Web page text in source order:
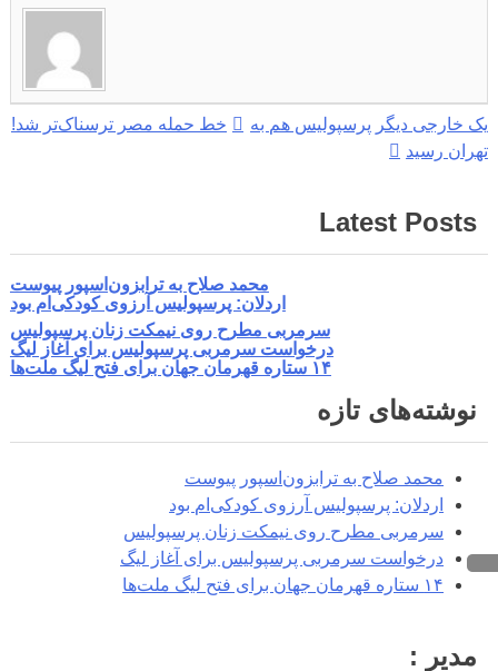
راهبری
نوشته
خط حمله مصر ترسناک‌تر شد!
یک خارجی دیگر پرسپولیس هم به
تهران رسید
Latest Posts
محمد صلاح به ترابزون‌اسپور پیوست
اردلان: پرسپولیس آرزوی کودکی‌ام بود
سرمربی مطرح روی نیمکت زنان پرسپولیس
درخواست سرمربی پرسپولیس برای آغاز لیگ
۱۴ ستاره قهرمان جهان برای فتح لیگ ملت‌ها
نوشته‌های تازه
محمد صلاح به ترابزون‌اسپور پیوست
اردلان: پرسپولیس آرزوی کودکی‌ام بود
سرمربی مطرح روی نیمکت زنان پرسپولیس
درخواست سرمربی پرسپولیس برای آغاز لیگ
۱۴ ستاره قهرمان جهان برای فتح لیگ ملت‌ها
مدیر :